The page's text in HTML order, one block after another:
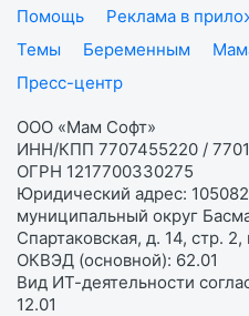
Помощь
Реклама в
Темы
Беременным
Пресс-центр
ООО «Мам Софт»
ИНН/КПП 7707455220 /
ОГРН 1217700330275
Юридический адрес:
муниципальный округ
Спартаковская, д. 14, стр.
ОКВЭД (основной): 62.01
Вид ИТ-деятельности
12.01